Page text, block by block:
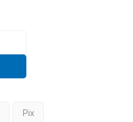
Pix